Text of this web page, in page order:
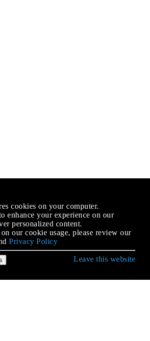
cookies on your computer.
enhance your experience on our
personalized content.
our cookie usage, please review our
Privacy Policy
Leave this website